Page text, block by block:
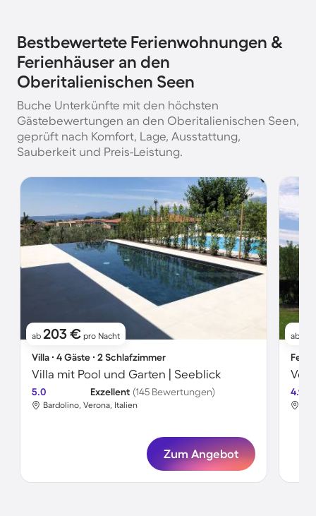
Bestbewertete Ferienwohnungen &
Ferienhäuser an den
Oberitalienischen Seen
Buche Unterkünfte mit den höchsten
Gästebewertungen an den Oberitalienischen Seen,
geprüft nach Komfort, Lage, Ausstattung,
Sauberkeit und Preis-Leistung.
ab 203 € pro Nacht
Villa ∙ 4 Gäste ∙ 2 Schlafzimmer
Villa mit Pool und Garten | Seeblick
5.0 Exzellent (145 Bewertungen)
Bardolino, Verona, Italien
Zum Angebot
ab
4.9